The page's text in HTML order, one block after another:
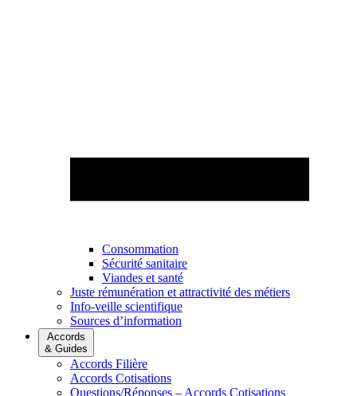
Consommation
Sécurité sanitaire
Viandes et santé
Juste rémunération et attractivité des métiers
Info-veille scientifique
Sources d’information
Accords
& Guides
Accords Filière
Accords Cotisations
Questions/Réponses – Accords Cotisations